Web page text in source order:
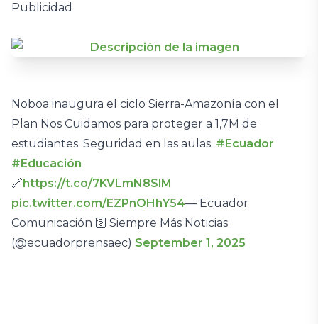
Publicidad
Noboa inaugura el ciclo Sierra-Amazonía con el
Plan Nos Cuidamos para proteger a 1,7M de
estudiantes. Seguridad en las aulas. #Ecuador
#Educación
🔗https://t.co/7KVLmN8SlM
pic.twitter.com/EZPnOHhY54— Ecuador
Comunicación 🛜 Siempre Más Noticias
(@ecuadorprensaec) September 1, 2025